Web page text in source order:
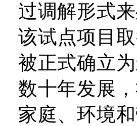
过调解形式
该试点项目
被正式确立
数十年发展
家庭、环境